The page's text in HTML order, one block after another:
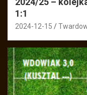
1:1
2024-12-15